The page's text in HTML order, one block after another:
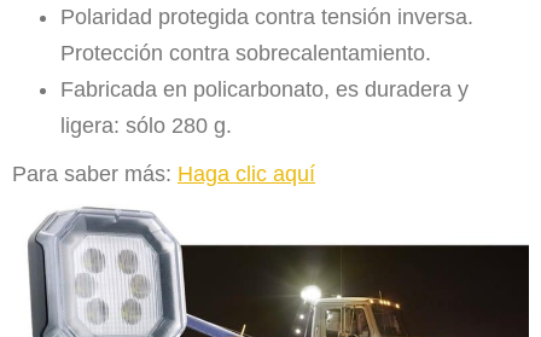
Polaridad protegida contra tensión inversa.
Protección contra sobrecalentamiento.
Fabricada en policarbonato, es duradera y
ligera: sólo 280 g.
Para saber más: Haga clic aquí